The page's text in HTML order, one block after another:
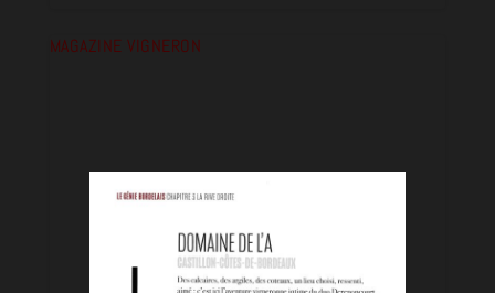
MAGAZINE VIGNERON